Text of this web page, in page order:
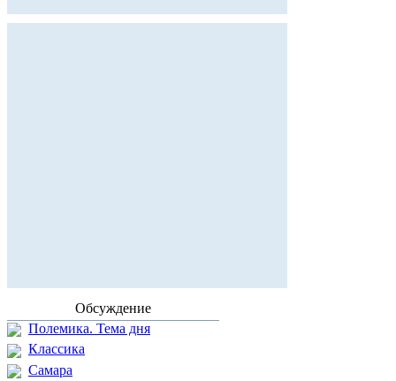
Обсуждение
Полемика. Тема дня
Классика
Самара